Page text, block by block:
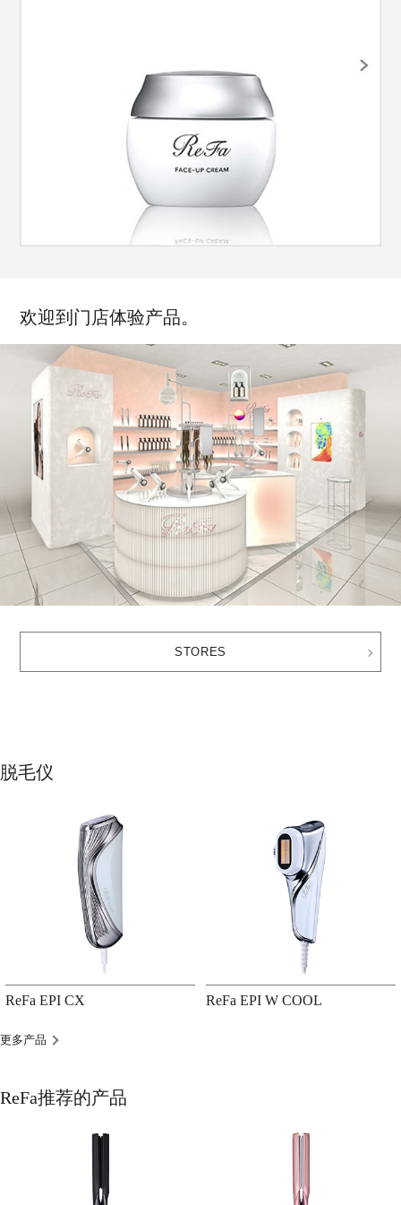
欢迎到门店体验产品。
STORES
脱毛仪
ReFa EPI CX ReFa EPI W COOL
更多产品
ReFa推荐的产品